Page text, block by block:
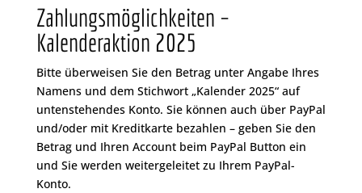
Zahlungsmöglichkeiten –
Kalenderaktion 2025
Bitte überweisen Sie den Betrag unter Angabe Ihres
Namens und dem Stichwort „Kalender 2025“ auf
untenstehendes Konto. Sie können auch über PayPal
und/oder mit Kreditkarte bezahlen – geben Sie den
Betrag und Ihren Account beim PayPal Button ein
und Sie werden weitergeleitet zu Ihrem PayPal-
Konto.